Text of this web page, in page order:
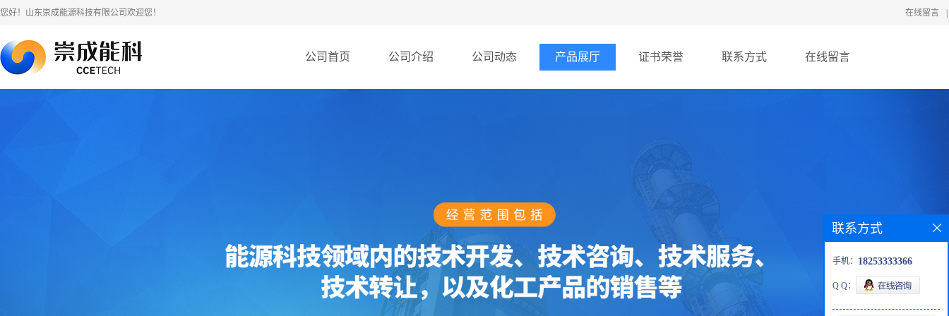
您好！山东崇成能源科技有限公司欢迎您！ 在线留言
公司首页 公司介绍 公司动态 产品展厅 证书荣誉 联系方式 在线留言
联系方式
手机： 18253333366
Q Q：